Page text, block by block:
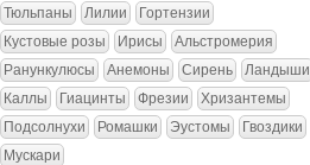
Тюльпаны
Лилии
Гортензии
Кустовые розы
Ирисы
Альстромерия
Ранункулюсы
Анемоны Сирень
Ландыши
Каллы
Гиацинты Фрезии
Хризантемы
Подсолнухи
Ромашки Эустомы
Гвоздики
Мускари